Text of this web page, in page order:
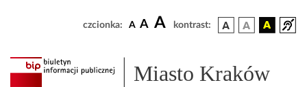
czcionka: A A A kontrast:
Miasto Kraków